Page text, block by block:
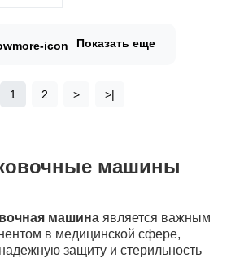
Показать еще
1 2 > >|
машины
машина является важным
в медицинской сфере,
защиту и стерильность